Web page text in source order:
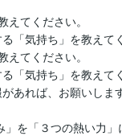
てください。
「気持ち」を教えて
てください。
「気持ち」を教えて
あれば、お願いします
を「３つの熱い力」